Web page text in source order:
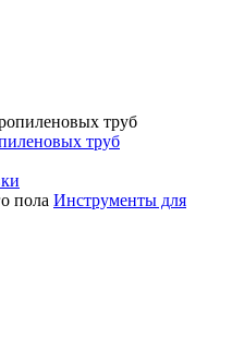
труб
Инструменты для